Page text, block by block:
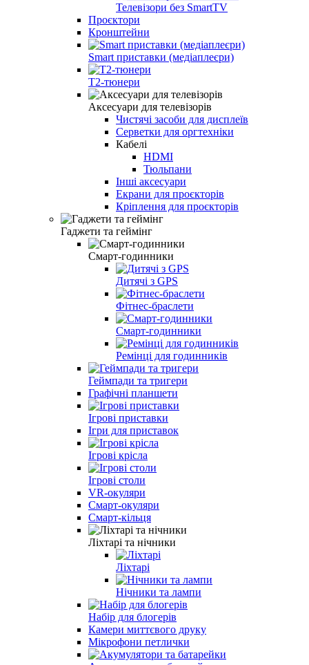
Телевізори без SmartTV
Проєктори
Кронштейни
Smart приставки (медіаплеєри)
Т2-тюнери
Аксесуари для телевізорів
Чистячі засоби для дисплеїв
Серветки для оргтехніки
Кабелі
HDMI
Тюльпани
Інші аксесуари
Екрани для проєкторів
Кріплення для проєкторів
Гаджети та геймінг
Смарт-годинники
Дитячі з GPS
Фітнес-браслети
Смарт-годинники
Ремінці для годинників
Геймпади та тригери
Графічні планшети
Ігрові приставки
Ігри для приставок
Ігрові крісла
Ігрові столи
VR-окуляри
Смарт-окуляри
Смарт-кільця
Ліхтарі та нічники
Ліхтарі
Нічники та лампи
Набір для блогерів
Камери миттєвого друку
Мікрофони петлички